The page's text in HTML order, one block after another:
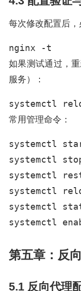
每次修改配置后，
nginx -t
如果测试通过，
服务）：
systemctl
常用管理命令：
systemctl
systemctl
systemctl
systemctl
systemctl
systemctl
第五章：反
5.1 反向代理